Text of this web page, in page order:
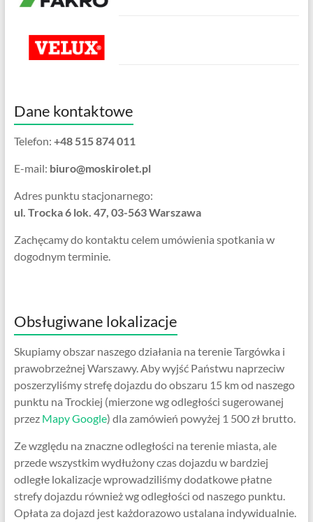
Dane kontaktowe
Telefon: +48 515 874 011
E-mail: biuro@moskirolet.pl
Adres punktu stacjonarnego:
ul. Trocka 6 lok. 47, 03-563 Warszawa
Zachęcamy do kontaktu celem umówienia spotkania w
dogodnym terminie.
Obsługiwane lokalizacje
Skupiamy obszar naszego działania na terenie Targówka i
prawobrzeżnej Warszawy. Aby wyjść Państwu naprzeciw
poszerzyliśmy strefę dojazdu do obszaru 15 km od naszego
punktu na Trockiej (mierzone wg odległości sugerowanej
przez Mapy Google) dla zamówień powyżej 1 500 zł brutto.
Ze względu na znaczne odległości na terenie miasta, ale
przede wszystkim wydłużony czas dojazdu w bardziej
odległe lokalizacje wprowadziliśmy dodatkowe płatne
strefy dojazdu również wg odległości od naszego punktu.
Opłata za dojazd jest każdorazowo ustalana indywidualnie.